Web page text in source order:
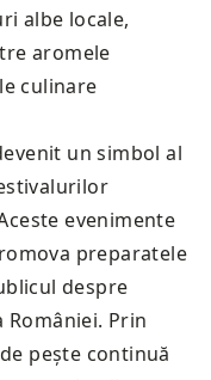
albe locale,
aromele
culinare
un simbol al
evenimente
preparatele
despre
Prin
pește continuă